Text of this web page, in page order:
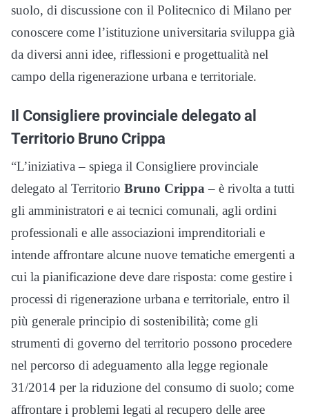
suolo, di discussione con il Politecnico di Milano per
conoscere come l’istituzione universitaria sviluppa già
da diversi anni idee, riflessioni e progettualità nel
campo della rigenerazione urbana e territoriale.
Il Consigliere provinciale delegato al
Territorio Bruno Crippa
“L’iniziativa – spiega il Consigliere provinciale
delegato al Territorio Bruno Crippa – è rivolta a tutti
gli amministratori e ai tecnici comunali, agli ordini
professionali e alle associazioni imprenditoriali e
intende affrontare alcune nuove tematiche emergenti a
cui la pianificazione deve dare risposta: come gestire i
processi di rigenerazione urbana e territoriale, entro il
più generale principio di sostenibilità; come gli
strumenti di governo del territorio possono procedere
nel percorso di adeguamento alla legge regionale
31/2014 per la riduzione del consumo di suolo; come
affrontare i problemi legati al recupero delle aree